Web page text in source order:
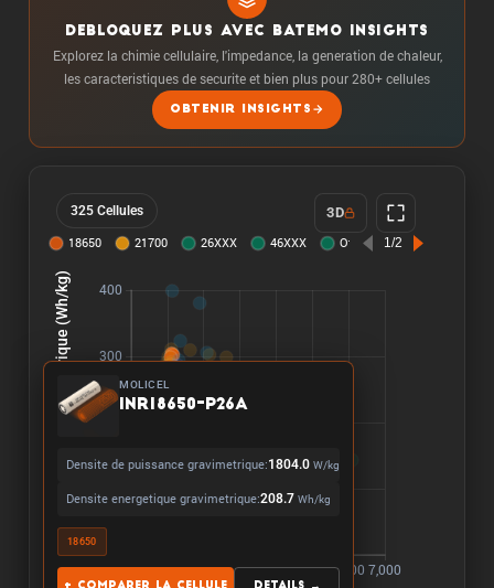
DEBLOQUEZ PLUS AVEC BATEMO INSIGHTS
Explorez la chimie cellulaire, l'impedance, la generation de chaleur,
les caracteristiques de securite et bien plus pour 280+ cellules
OBTENIR INSIGHTS
325 Cellules 3D
MOLICEL
INR18650-P26A
Densite de puissance gravimetrique:1804.0 W/kg
Densite energetique gravimetrique:208.7 Wh/kg
18650